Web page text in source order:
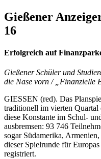
Gießener
16
Erfolgreich auf
Gießener Schüler und
die Nase vorn / „Finanzielle
GIESSEN (red). Das
traditionell im vierten Quartal
diese Konstante im Schul-
ausbremsen: 93 746
sogar Südamerika,
dieser Spielrunde für
registriert.